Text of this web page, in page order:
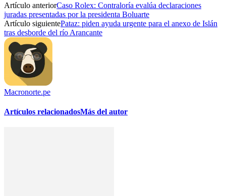
Artículo anteriorCaso Rolex: Contraloría evalúa declaraciones
juradas presentadas por la presidenta Boluarte
Artículo siguientePataz: piden ayuda urgente para el anexo de Islán
tras desborde del río Arancante
Macronorte.pe
Artículos relacionadosMás del autor